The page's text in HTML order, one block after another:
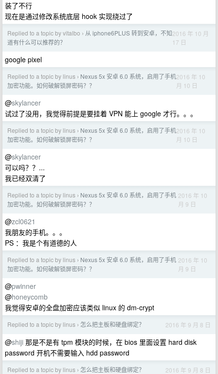
装了不行
现在是通过修改系统底层 hook 实现绕过了
Replied to a topic by vitalbo › 从 iphone6PLUS 转到安卓，不知
道有什么可以推荐的？
2016 年 10 月
17 日
google pixel
Replied to a topic by linus › Nexus 5x 安卓 6.0 系统，启用了手机
加密功能。如何破解锁屏密码？？
2016 年 10
月 10 日
@skylancer
试过了没用，我觉得前提是要挂着 VPN 能上 google 才行。。。
Replied to a topic by linus › Nexus 5x 安卓 6.0 系统，启用了手机
加密功能。如何破解锁屏密码？？
2016 年 10
月 10 日
@skylancer
可以吗？？...
我已经双清了
Replied to a topic by linus › Nexus 5x 安卓 6.0 系统，启用了手机
加密功能。如何破解锁屏密码？？
2016 年 10
月 9 日
@zcl0621
我朋友的手机。。。
PS ：我是个有道德的人
Replied to a topic by linus › Nexus 5x 安卓 6.0 系统，启用了手机
加密功能。如何破解锁屏密码？？
2016 年 10
月 9 日
@pwinner
@honeycomb
我觉得安卓的全盘加密应该类似 linux 的 dm-crypt
Replied to a topic by linus › 怎么把主板和硬盘绑定？ 2016 年 9 月 8 日
@shiji 那是不是有 tpm 模块的时候，在 bios 里面设置 hard disk
password 开机不需要输入 hdd password
Replied to a topic by linus › 怎么把主板和硬盘绑定？ 2016 年 9 月 8 日